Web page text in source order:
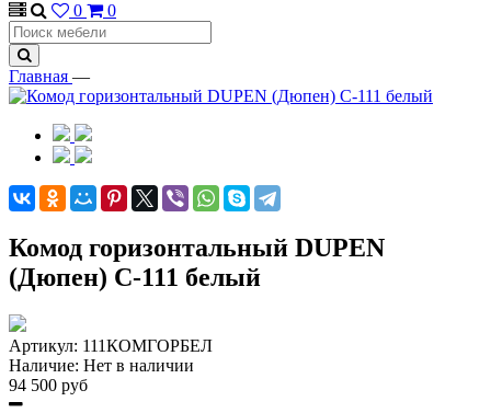
0
0
Главная —
Комод горизонтальный DUPEN
(Дюпен) С-111 белый
Артикул: 111КОМГОРБЕЛ
Наличие: Нет в наличии
94 500 руб